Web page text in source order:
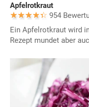
Apfelrotkraut
954
Ein Apfelrotkraut wird
Rezept mundet aber